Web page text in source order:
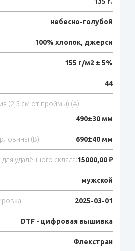
небесно-голубой
100% хлопок, джерси
155 г/м2 ± 5%
44
(2,5 см от проймы) (A):
490±30 мм
(B): 690±40 мм
удалённого склада:15000,00 ₽
мужской
2025-03-01
DTF - цифровая вышивка
Флекстран